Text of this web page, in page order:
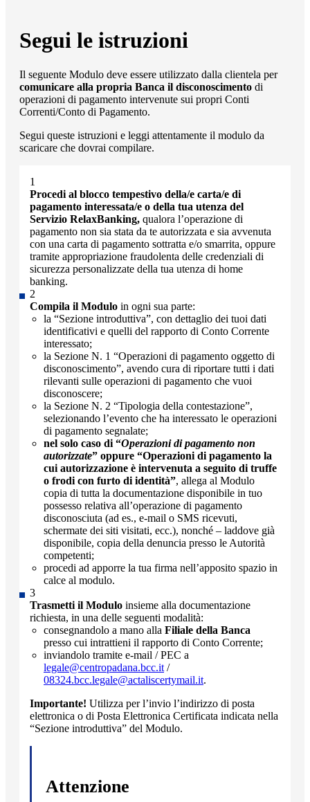
Segui le istruzioni
Il seguente Modulo deve essere utilizzato dalla clientela per
comunicare alla propria Banca il disconoscimento di
operazioni di pagamento intervenute sui propri Conti
Correnti/Conto di Pagamento.
Segui queste istruzioni e leggi attentamente il modulo da
scaricare che dovrai compilare.
Procedi al blocco tempestivo della/e carta/e di
pagamento interessata/e o della tua utenza del
Servizio RelaxBanking, qualora l’operazione di
pagamento non sia stata da te autorizzata e sia avvenuta
con una carta di pagamento sottratta e/o smarrita, oppure
tramite appropriazione fraudolenta delle credenziali di
sicurezza personalizzate della tua utenza di home
banking.
Compila il Modulo in ogni sua parte:
la “Sezione introduttiva”, con dettaglio dei tuoi dati
identificativi e quelli del rapporto di Conto Corrente
interessato;
la Sezione N. 1 “Operazioni di pagamento oggetto di
disconoscimento”, avendo cura di riportare tutti i dati
rilevanti sulle operazioni di pagamento che vuoi
disconoscere;
la Sezione N. 2 “Tipologia della contestazione”,
selezionando l’evento che ha interessato le operazioni
di pagamento segnalate;
nel solo caso di “Operazioni di pagamento non
autorizzate” oppure “Operazioni di pagamento la
cui autorizzazione è intervenuta a seguito di truffe
o frodi con furto di identità”, allega al Modulo
copia di tutta la documentazione disponibile in tuo
possesso relativa all’operazione di pagamento
disconosciuta (ad es., e-mail o SMS ricevuti,
schermate dei siti visitati, ecc.), nonché – laddove già
disponibile, copia della denuncia presso le Autorità
competenti;
procedi ad apporre la tua firma nell’apposito spazio in
calce al modulo.
Trasmetti il Modulo insieme alla documentazione
richiesta, in una delle seguenti modalità:
consegnandolo a mano alla Filiale della Banca
presso cui intrattieni il rapporto di Conto Corrente;
inviandolo tramite e-mail / PEC a
legale@centropadana.bcc.it /
08324.bcc.legale@actaliscertymail.it.
Importante! Utilizza per l’invio l’indirizzo di posta
elettronica o di Posta Elettronica Certificata indicata nella
“Sezione introduttiva” del Modulo.
Attenzione